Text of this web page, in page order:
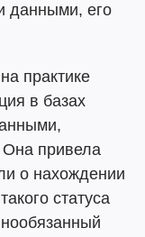
данными, его
практике
в базах
привела
о нахождении
статуса